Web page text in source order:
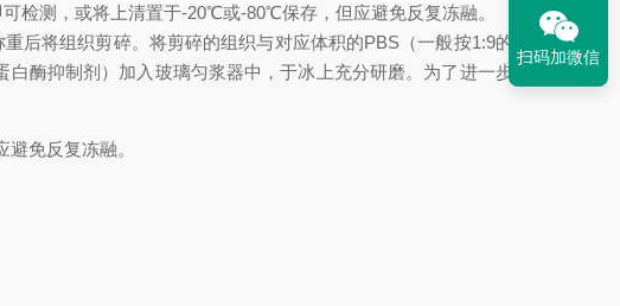
检测，或将上清置于-20℃或-80℃保存，但应避免反复冻融。
后将组织剪碎。将剪碎的组织与对应体积的PBS（一般按1:9的重量
酶抑制剂）加入玻璃匀浆器中，于冰上充分研磨。为了进一步裂解
免反复冻融。
扫码加微信